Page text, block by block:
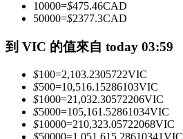
跟單
與頂尖交易專家同行
10000=$475.46CAD
50000=$2377.3CAD
到 VIC 的值來自 today 03:59
$100=2,103.2305722VIC
$500=10,516.15286103VIC
$1000=21,032.30572206VIC
$5000=105,161.52861034VIC
$10000=210,323.05722068VIC